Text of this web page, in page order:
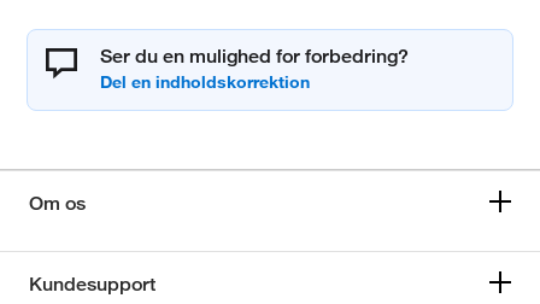
Ser du en mulighed for forbedring?
Om os
Kundesupport